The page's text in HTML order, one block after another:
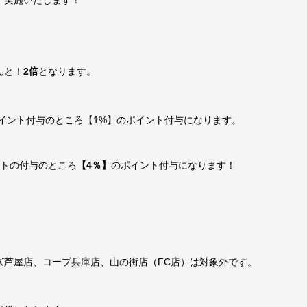
！ 2倍となります。
ト付与のところ【1%】のポイント付与になります。
の付与のところ 【4％】 のポイント付与になります！
屋店、コープ兵庫店、山の街店（FC店）は対象外です。